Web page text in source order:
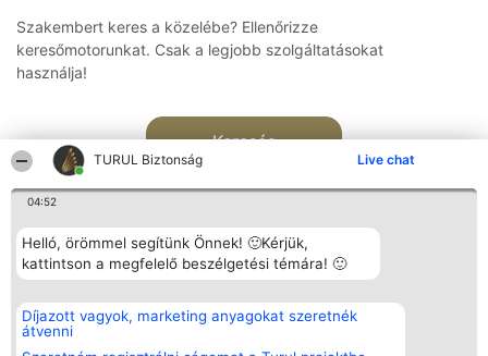
TURUL Biztonság Live chat
04:52
Helló, örömmel segítünk Önnek! 🙂Kérjük,
kattintson a megfelelő beszélgetési témára! 🙂
Díjazott vagyok, marketing anyagokat szeretnék
átvenni
Szakembert keres a közelébe? Ellenőrizze
keresőmotorunkat. Csak a legjobb szolgáltatásokat
használja!
Keresés
Rangsorszervező
SC Beautiful Company S.R.L.
Bulevardul Aleea Timișul De
Sus Nr. 2, Bl. A30, Sc. A, Et.
Népszavazás
Nyertesek
Elérhetőség
Elérhetőség